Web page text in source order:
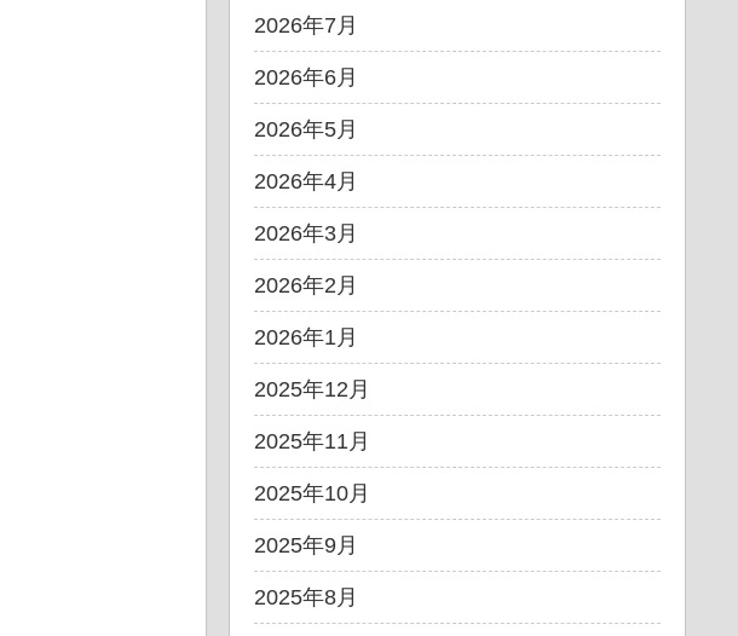
2026年7月
2026年6月
2026年5月
2026年4月
2026年3月
2026年2月
2026年1月
2025年12月
2025年11月
2025年10月
2025年9月
2025年8月